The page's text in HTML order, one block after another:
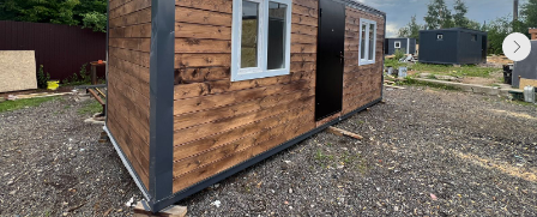
Телефон:
+7 (995) 506-65-05
+7 (926) 888-50-50
Доставка
Фотогалерея
Главная
О компании